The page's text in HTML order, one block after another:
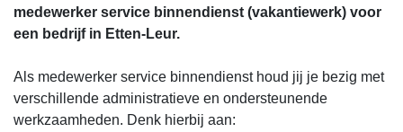
medewerker service binnendienst (vakantiewerk) voor
een bedrijf in Etten-Leur.
Als medewerker service binnendienst houd jij je bezig met
verschillende administratieve en ondersteunende
werkzaamheden. Denk hierbij aan: